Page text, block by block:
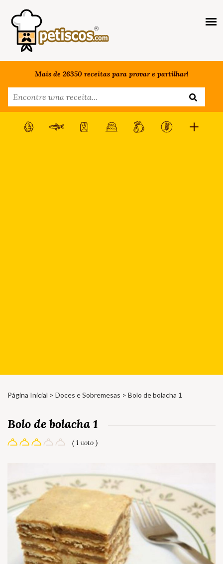
Mais de 26350 receitas para provar e partilhar!
Página Inicial > Doces e Sobremesas > Bolo de bolacha 1
Bolo de bolacha 1
( 1 voto )